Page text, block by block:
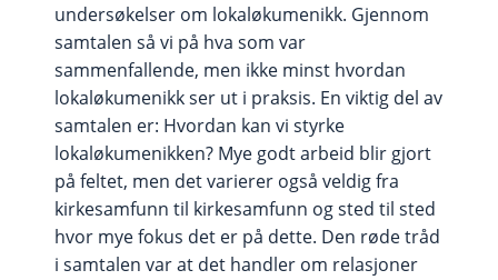
undersøkelser om lokaløkumenikk. Gjennom
samtalen så vi på hva som var
sammenfallende, men ikke minst hvordan
lokaløkumenikk ser ut i praksis. En viktig del av
samtalen er: Hvordan kan vi styrke
lokaløkumenikken? Mye godt arbeid blir gjort
på feltet, men det varierer også veldig fra
kirkesamfunn til kirkesamfunn og sted til sted
hvor mye fokus det er på dette. Den røde tråd
i samtalen var at det handler om relasjoner